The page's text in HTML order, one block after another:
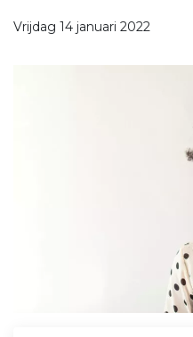
Vrijdag 14 januari 2022